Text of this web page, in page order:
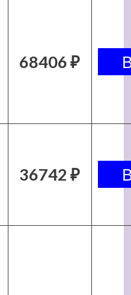
68406 ₽
36742 ₽